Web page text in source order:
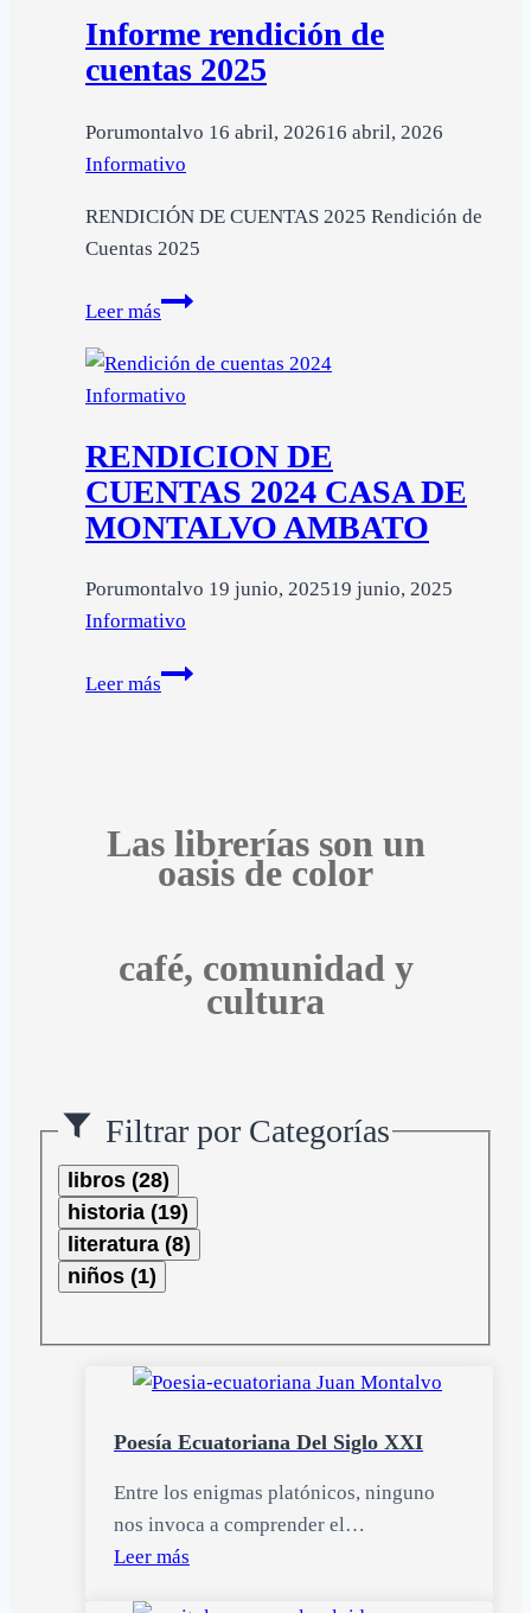
Informe rendición de
cuentas 2025
Porumontalvo 16 abril, 202616 abril, 2026
Informativo
RENDICIÓN DE CUENTAS 2025 Rendición de
Cuentas 2025
Leer más
Informe
de
cuentas
Informativo
RENDICION DE
CUENTAS 2024 CASA DE
MONTALVO AMBATO
Porumontalvo 19 junio, 202519 junio, 2025
Informativo
Leer más
RENDICION
DE
MONTALVO
Las librerías son un
oasis de color
café, comunidad y
cultura
Filtrar por Categorías
libros (28)
historia (19)
literatura (8)
niños (1)
Poesía Ecuatoriana Del Siglo XXI
Entre los enigmas platónicos, ninguno
nos invoca a comprender el…
Leer más